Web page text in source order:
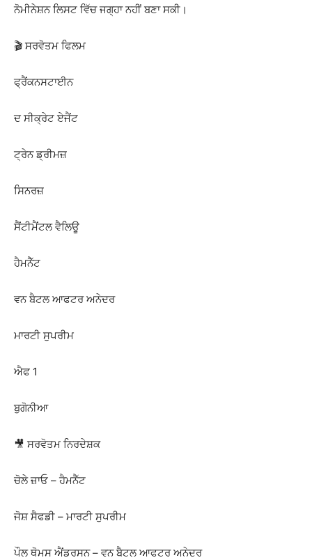
ਨੋਮੀਨੇਸ਼ਨ ਲਿਸਟ ਵਿੱਚ ਜਗ੍ਹਾ ਨਹੀਂ ਬਣਾ ਸਕੀ।
🎬 ਸਰਵੋਤਮ ਫਿਲਮ
ਫ੍ਰੈਂਕਨਸਟਾਈਨ
ਦ ਸੀਕ੍ਰੇਟ ਏਜੈਂਟ
ਟ੍ਰੇਨ ਡ੍ਰੀਮਜ਼
ਸਿਨਰਜ਼
ਸੈਂਟੀਮੈਂਟਲ ਵੈਲਿਊ
ਹੈਮਨੈੱਟ
ਵਨ ਬੈਟਲ ਆਫਟਰ ਅਨੇਦਰ
ਮਾਰਟੀ ਸੁਪਰੀਮ
ਐਫ 1
ਬੁਗੋਨੀਆ
🎥 ਸਰਵੋਤਮ ਨਿਰਦੇਸ਼ਕ
ਚੋਲੇ ਜ਼ਾਓ – ਹੈਮਨੈੱਟ
ਜੋਸ਼ ਸੈਫਡੀ – ਮਾਰਟੀ ਸੁਪਰੀਮ
ਪੌਲ ਥੋਮਸ ਐਂਡਰਸਨ – ਵਨ ਬੈਟਲ ਆਫਟਰ ਅਨੇਦਰ